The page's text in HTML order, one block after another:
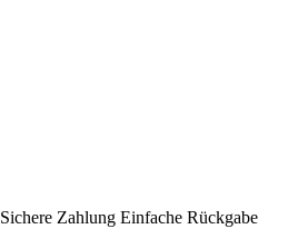
Sichere Zahlung Einfache Rückgabe